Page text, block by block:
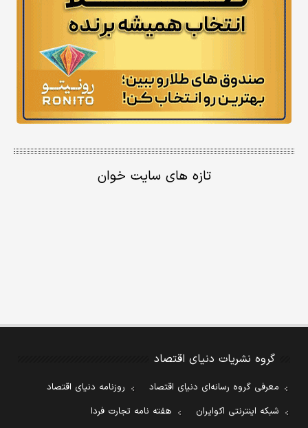
تازه های سایت خوان
گروه نشریات دنیای اقتصاد
معرفی گروه رسانه‌ای دنیای اقتصاد
روزنامه دنیای اقتصاد
شبکه اینترنتی اکوایران
هفته نامه تجارت فردا